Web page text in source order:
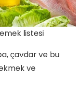
listesi
çavdar ve bu
ve